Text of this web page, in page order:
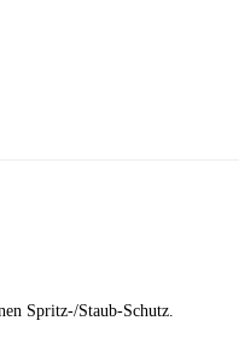
Spritz-/Staub-Schutz.